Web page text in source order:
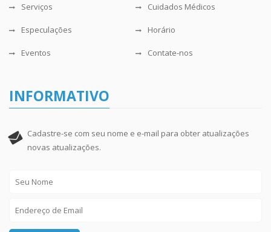
Serviços Cuidados Médicos
Especulações Horário
Eventos Contate-nos
INFORMATIVO
Cadastre-se com seu nome e e-mail para obter atualizações
novas atualizações.